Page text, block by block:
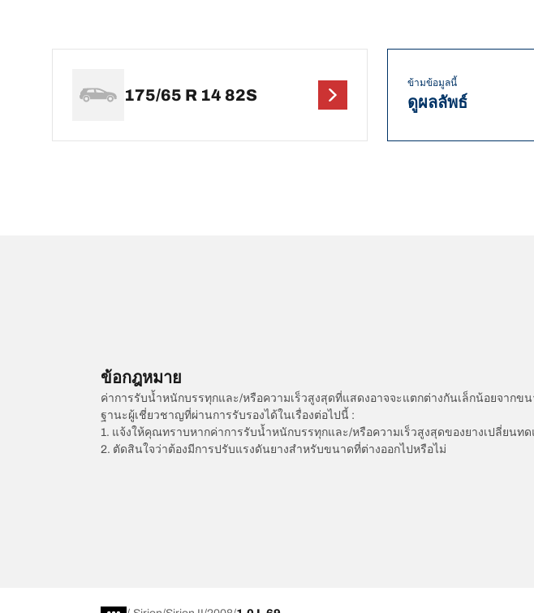
175/65 R 14 82S
ข้ามข้อมูลนี้
ดูผลลัพธ์
ข้อกฎหมาย
ค่าการรับน้ำหนักบรรทุกและ/หรือความเร็วสูงสุดที่แสดงอาจจะแตกต่างกันเล็กน้อยจา
ฐานะผู้เชี่ยวชาญที่ผ่านการรับรองได้ในเรื่องต่อไปนี้ :
1. แจ้งให้คุณทราบหากค่าการรับน้ำหนักบรรทุกและ/หรือความเร็วสูงสุดของยางเปลี่ยนท
2. ตัดสินใจว่าต้องมีการปรับแรงดันยางสำหรับขนาดที่ต่างออกไปหรือไม่